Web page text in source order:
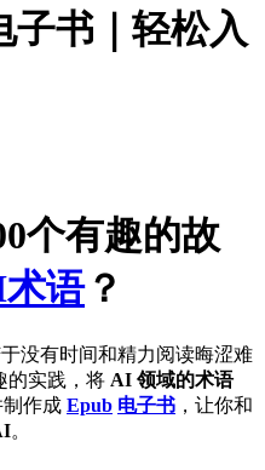
子书｜轻松入
个有趣的故
语？
没有时间和精力阅读晦涩难
的实践，将 AI 领域的术语
作成 Epub 电子书 ，让你和
。